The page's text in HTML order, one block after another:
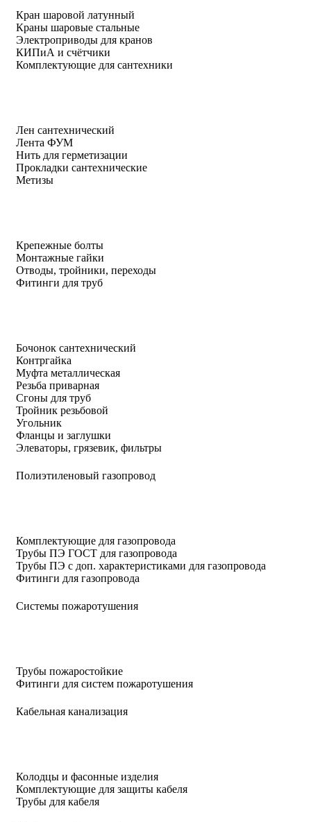
Кран шаровой латунный
Краны шаровые стальные
Электроприводы для кранов
КИПиА и счётчики
Комплектующие для сантехники
Лен сантехнический
Лента ФУМ
Нить для герметизации
Прокладки сантехнические
Метизы
Крепежные болты
Монтажные гайки
Отводы, тройники, переходы
Фитинги для труб
Бочонок сантехнический
Контргайка
Муфта металлическая
Резьба приварная
Сгоны для труб
Тройник резьбовой
Угольник
Фланцы и заглушки
Элеваторы, грязевик, фильтры
Полиэтиленовый газопровод
Комплектующие для газопровода
Трубы ПЭ ГОСТ для газопровода
Трубы ПЭ с доп. характеристиками для газопровода
Фитинги для газопровода
Системы пожаротушения
Трубы пожаростойкие
Фитинги для систем пожаротушения
Кабельная канализация
Колодцы и фасонные изделия
Комплектующие для защиты кабеля
Трубы для кабеля